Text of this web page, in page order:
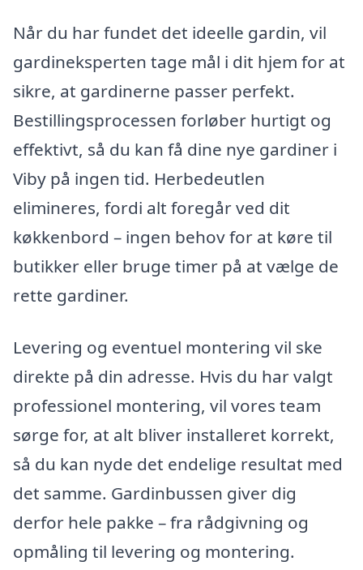
Når du har fundet det ideelle gardin, vil
gardineksperten tage mål i dit hjem for at
sikre, at gardinerne passer perfekt.
Bestillingsprocessen forløber hurtigt og
effektivt, så du kan få dine nye gardiner i
Viby på ingen tid. Herbedeutlen
elimineres, fordi alt foregår ved dit
køkkenbord – ingen behov for at køre til
butikker eller bruge timer på at vælge de
rette gardiner.
Levering og eventuel montering vil ske
direkte på din adresse. Hvis du har valgt
professionel montering, vil vores team
sørge for, at alt bliver installeret korrekt,
så du kan nyde det endelige resultat med
det samme. Gardinbussen giver dig
derfor hele pakke – fra rådgivning og
opmåling til levering og montering.